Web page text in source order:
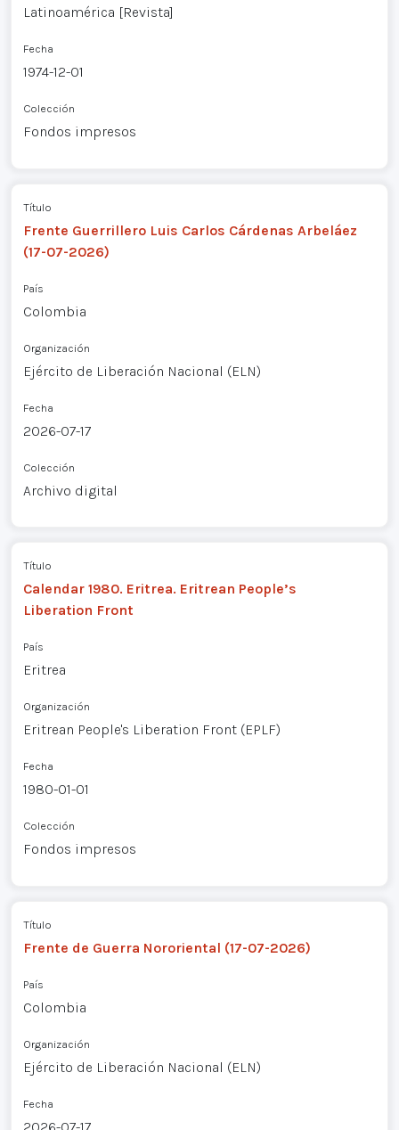
Latinoamérica [Revista]
Fecha
1974-12-01
Colección
Fondos impresos
Título
Frente Guerrillero Luis Carlos Cárdenas Arbeláez
(17-07-2026)
País
Colombia
Organización
Ejército de Liberación Nacional (ELN)
Fecha
2026-07-17
Colección
Archivo digital
Título
Calendar 1980. Eritrea. Eritrean People’s
Liberation Front
País
Eritrea
Organización
Eritrean People's Liberation Front (EPLF)
Fecha
1980-01-01
Colección
Fondos impresos
Título
Frente de Guerra Nororiental (17-07-2026)
País
Colombia
Organización
Ejército de Liberación Nacional (ELN)
Fecha